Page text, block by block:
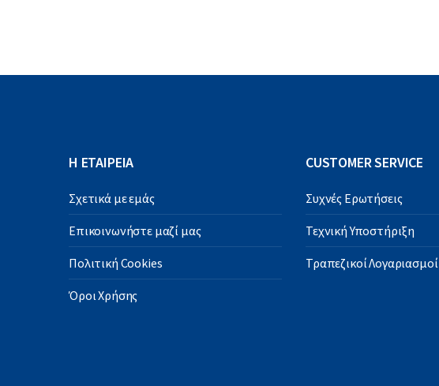
Η ΕΤΑΙΡΕΙΑ
Σχετικά με εμάς
Επικοινωνήστε μαζί μας
Πολιτική Cookies
Όροι Χρήσης
CUSTOMER SERVICE
Συχνές Ερωτήσεις
Τεχνική Υποστήριξη
Τραπεζικοί Λογαριασμοί